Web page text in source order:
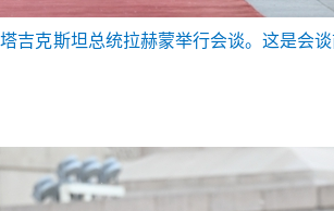
吉克斯坦总统拉赫蒙举行会谈。这是会